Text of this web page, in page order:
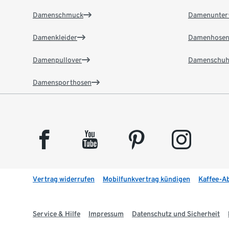
Damenschmuck
Damenkleider
Damenpullover
Damensporthosen
Damenhosen
facebook youtube pinterest instagram
Vertrag widerrufen Mobilfunkvertrag kündigen Kaffee-
Service & Hilfe Impressum Datenschutz und Sicherheit